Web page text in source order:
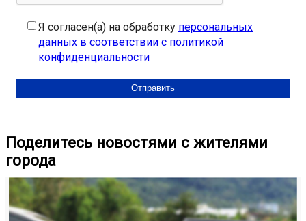
Я согласен(а) на обработку персональных
данных в соответствии с политикой
конфиденциальности
Поделитесь новостями с жителями
города